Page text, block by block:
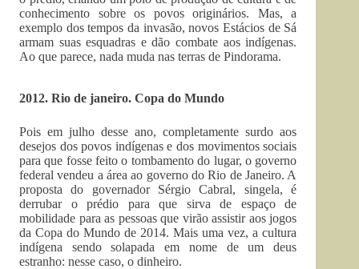
conhecimento sobre os povos originários. Mas, a
exemplo dos tempos da invasão, novos Estácios de Sá
armam suas esquadras e dão combate aos indígenas.
Ao que parece, nada muda nas terras de Pindorama.
2012. Rio de janeiro. Copa do Mundo
Pois em julho desse ano, completamente surdo aos
desejos dos povos indígenas e dos movimentos sociais
para que fosse feito o tombamento do lugar, o governo
federal vendeu a área ao governo do Rio de Janeiro. A
proposta do governador Sérgio Cabral, singela, é
derrubar o prédio para que sirva de espaço de
mobilidade para as pessoas que virão assistir aos jogos
da Copa do Mundo de 2014. Mais uma vez, a cultura
indígena sendo solapada em nome de um deus
estranho: nesse caso, o dinheiro.